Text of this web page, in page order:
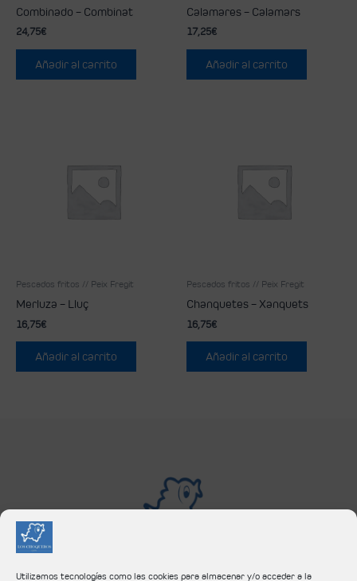
Utilizamos tecnologías como las cookies para almacenar y/o acceder a la
Combinado – Combinat
24,75€
Añadir al carrito
Calamares – Calamars
17,25€
Añadir al carrito
Pescados fritos // Peix Fregit
Merluza – Lluç
16,75€
Añadir al carrito
Pescados fritos // Peix Fregit
Chanquetes – Xanquets
16,75€
Añadir al carrito